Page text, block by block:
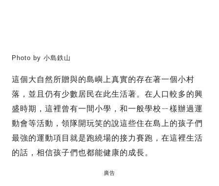
Photo by 小島鉄山
這個大自然所贈與的島嶼上真實的存在著一個小村
落，並且仍有少數居民在此生活著。在人口較多的興
盛時期，這裡曾有一間小學，和一般學校ㄧ樣辦過運
動會等活動，領隊開玩笑的說這些住在島上的孩子們
最強的運動項目就是跑繞場的接力賽跑，在這裡生活
的話，相信孩子們也都能健康的成長。
廣告